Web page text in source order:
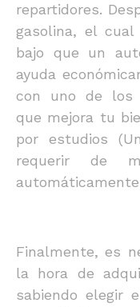
repartidores.
gasolina, el
bajo que un
ayuda
con uno de los
que mejora tu
por estudios
requerir de
Finalmente, es
la hora de
sabiendo elegir